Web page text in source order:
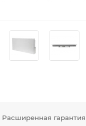
Расширенная гарантия